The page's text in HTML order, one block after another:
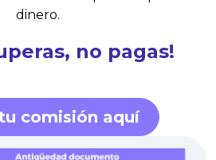
dinero.
no pagas!
comisión aquí